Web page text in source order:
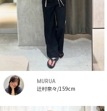
MURUA
辻村奈々/159cm